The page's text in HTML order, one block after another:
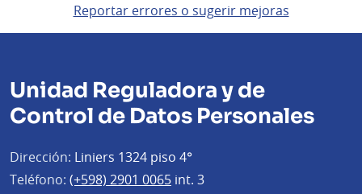
Reportar errores o sugerir mejoras
Unidad Reguladora y de
Control de Datos Personales
Dirección: Liniers 1324 piso 4°
Teléfono: (+598) 2901 0065 int. 3